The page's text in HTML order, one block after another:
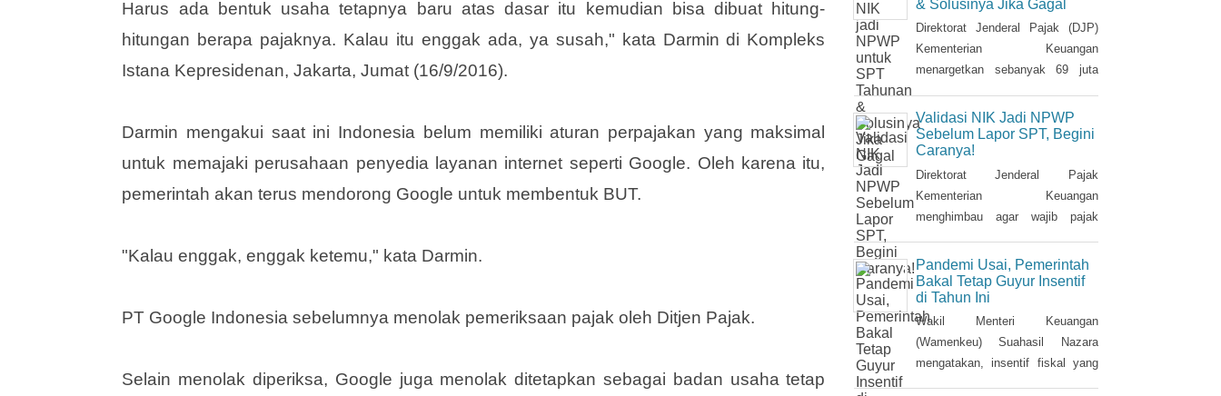
Harus ada bentuk usaha tetapnya baru atas dasar itu kemudian bisa dibuat hitung-
hitungan berapa pajaknya. Kalau itu enggak ada, ya susah," kata Darmin di Kompleks
Istana Kepresidenan, Jakarta, Jumat (16/9/2016).
Darmin mengakui saat ini Indonesia belum memiliki aturan perpajakan yang maksimal
untuk memajaki perusahaan penyedia layanan internet seperti Google. Oleh karena itu,
pemerintah akan terus mendorong Google untuk membentuk BUT.
"Kalau enggak, enggak ketemu," kata Darmin.
PT Google Indonesia sebelumnya menolak pemeriksaan pajak oleh Ditjen Pajak.
Selain menolak diperiksa, Google juga menolak ditetapkan sebagai badan usaha tetap
Direktorat Jenderal Pajak (DJP)
Kementerian Keuangan
menargetkan sebanyak 69 juta
dapat terintegrasi dengan Nomor
Pokok Wajib Pajik (NPWP).
Simak cara validasi NIK jadi
NPWP jelang pelaporan SPT
Tahunan.Hingga 8 Januari 2023,
DJP mencatat baru 53 juta NIK
integrasi, nantinya pelayanan
dapat lebih
Validasi NIK Jadi NPWP
Sebelum Lapor SPT, Begini
Caranya!
Direktorat Jenderal Pajak
Kementerian Keuangan
menghimbau agar wajib pajak
Nomor Pokok Wajib Pajak
(NPWP) sebelum pelaporan
SPT Tahunan 2022. Hal ini sejalan
dengan sudah mulai
diterapkannya Peraturan Menteri
Pandemi Usai, Pemerintah
Bakal Tetap Guyur Insentif
di Tahun Ini
Wakil Menteri Keuangan
(Wamenkeu) Suahasil Nazara
mengatakan, insentif fiskal yang